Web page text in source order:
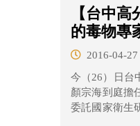
【台中
的毒物專
2016-04-27
今（26）日台
顏宗海到庭擔
委託國家衛生